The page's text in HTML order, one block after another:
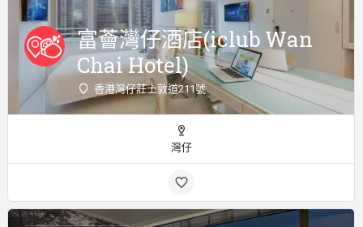
富薈灣仔酒店(iclub Wan
Chai Hotel)
香港灣仔莊士敦道211號
灣仔